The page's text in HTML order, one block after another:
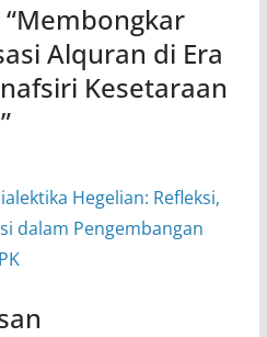
Membongkar
Alquran di Era
Kesetaraan
”
Hegelian: Refleksi,
dalam Pengembangan